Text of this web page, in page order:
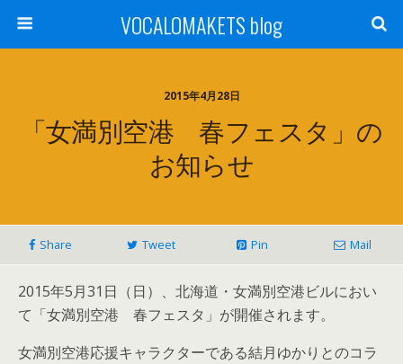
VOCALOMAKETS blog
2015年4月28日
「女満別空港 春フェスタ」の
お知らせ
Share Tweet Pin Mail
2015年5月31日（日）、北海道・女満別空港ビルにおい
て「女満別空港 春フェスタ」が開催されます。
女満別空港応援キャラクターである結月ゆかりとのコラ